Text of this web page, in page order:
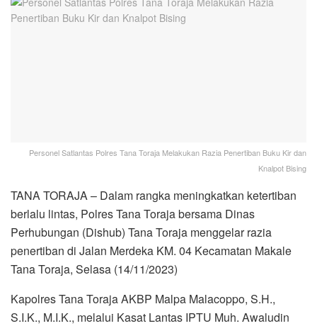
Personel Satlantas Polres Tana Toraja Melakukan Razia Penertiban Buku Kir dan
Knalpot Bising
TANA TORAJA – Dalam rangka meningkatkan ketertiban
berlalu lintas, Polres Tana Toraja bersama Dinas
Perhubungan (Dishub) Tana Toraja menggelar razia
penertiban di Jalan Merdeka KM. 04 Kecamatan Makale
Tana Toraja, Selasa (14/11/2023)
Kapolres Tana Toraja AKBP Malpa Malacoppo, S.H.,
S.I.K., M.I.K., melalui Kasat Lantas IPTU Muh. Awaludin